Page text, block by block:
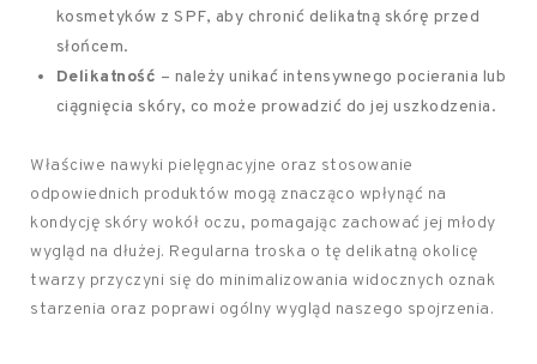
kosmetyków z SPF, aby chronić delikatną skórę przed
słońcem.
Delikatność – należy unikać intensywnego pocierania lub
ciągnięcia skóry, co może prowadzić do jej uszkodzenia.
Właściwe nawyki pielęgnacyjne oraz stosowanie
odpowiednich produktów mogą znacząco wpłynąć na
kondycję skóry wokół oczu, pomagając zachować jej młody
wygląd na dłużej. Regularna troska o tę delikatną okolicę
twarzy przyczyni się do minimalizowania widocznych oznak
starzenia oraz poprawi ogólny wygląd naszego spojrzenia.